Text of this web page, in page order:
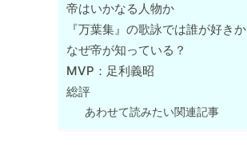
帝はいかなる人物か
『万葉集』の歌詠では誰が好きか
なぜ帝が知っている？
MVP：足利義昭
総評
あわせて読みたい関連記事